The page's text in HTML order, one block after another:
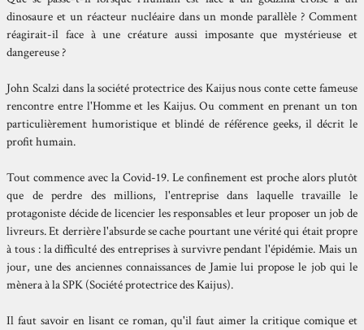
dinosaure et un réacteur nucléaire dans un monde parallèle ? Comment
réagirait-il face à une créature aussi imposante que mystérieuse et
dangereuse ?
John Scalzi dans la société protectrice des Kaijus nous conte cette fameuse
rencontre entre l'Homme et les Kaijus. Ou comment en prenant un ton
particulièrement humoristique et blindé de référence geeks, il décrit le
profit humain.
Tout commence avec la Covid-19. Le confinement est proche alors plutôt
que de perdre des millions, l'entreprise dans laquelle travaille le
protagoniste décide de licencier les responsables et leur proposer un job de
livreurs. Et derrière l'absurde se cache pourtant une vérité qui était propre
à tous : la difficulté des entreprises à survivre pendant l'épidémie. Mais un
jour, une des anciennes connaissances de Jamie lui propose le job qui le
mènera à la SPK (Société protectrice des Kaijus).
Il faut savoir en lisant ce roman, qu'il faut aimer la critique comique et